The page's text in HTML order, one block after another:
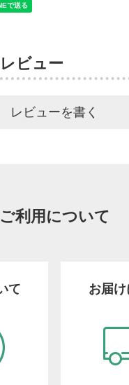
ビュー
レビューを書く
ご利用について
て お届